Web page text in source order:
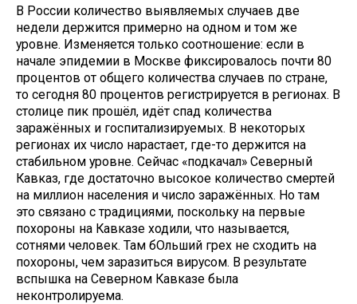
В России количество выявляемых случаев две
недели держится примерно на одном и том же
уровне. Изменяется только соотношение: если в
начале эпидемии в Москве фиксировалось почти 80
процентов от общего количества случаев по стране,
то сегодня 80 процентов регистрируется в регионах. В
столице пик прошёл, идёт спад количества
заражённых и госпитализируемых. В некоторых
регионах их число нарастает, где-то держится на
стабильном уровне. Сейчас «подкачал» Северный
Кавказ, где достаточно высокое количество смертей
на миллион населения и число заражённых. Но там
это связано с традициями, поскольку на первые
похороны на Кавказе ходили, что называется,
сотнями человек. Там бОльший грех не сходить на
похороны, чем заразиться вирусом. В результате
вспышка на Северном Кавказе была
неконтролируема.